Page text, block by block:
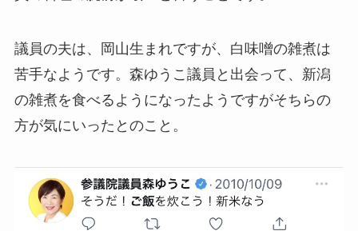
議員の夫は、岡山生まれですが、白味噌の雑煮は
苦手なようです。森ゆうこ議員と出会って、新潟
の雑煮を食べるようになったようですがそちらの
方が気にいったとのこと。